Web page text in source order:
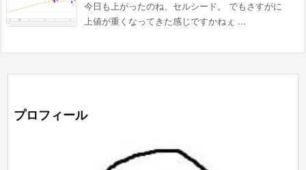
今日も上がったのね、セルシード。 でもさすがに
上値が重くなってきた感じですかねぇ ...
プロフィール